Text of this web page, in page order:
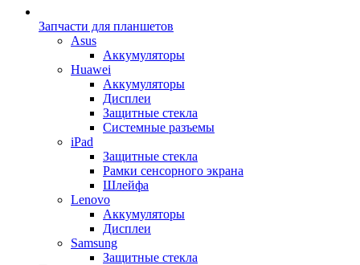
Запчасти для планшетов
Asus
Аккумуляторы
Huawei
Аккумуляторы
Дисплеи
Защитные стекла
Системные разъемы
iPad
Защитные стекла
Рамки сенсорного экрана
Шлейфа
Lenovo
Аккумуляторы
Дисплеи
Samsung
Защитные стекла